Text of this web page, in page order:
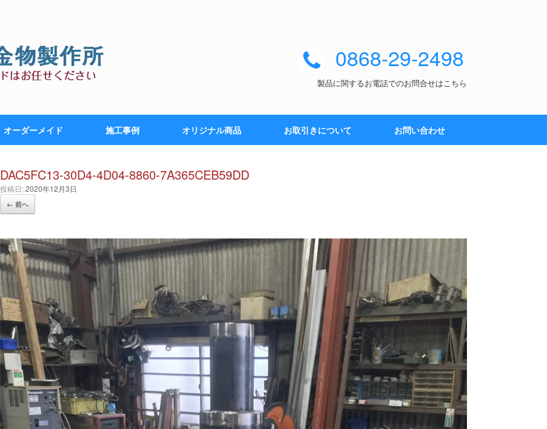
0868-29-2498
製品に関するお電話でのお問合せはこちら
オーダーメイド 施工事例 オリジナル商品 お取引きについて お問い合わせ
DAC5FC13-30D4-4D04-8860-7A365CEB59DD
投稿日:2020年12月3日
← 前へ